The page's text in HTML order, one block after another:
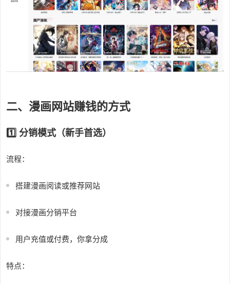
二、漫画网站赚钱的方式
1️⃣ 分销模式（新手首选）
流程：
搭建漫画阅读或推荐网站
对接漫画分销平台
用户充值或付费，你拿分成
特点：